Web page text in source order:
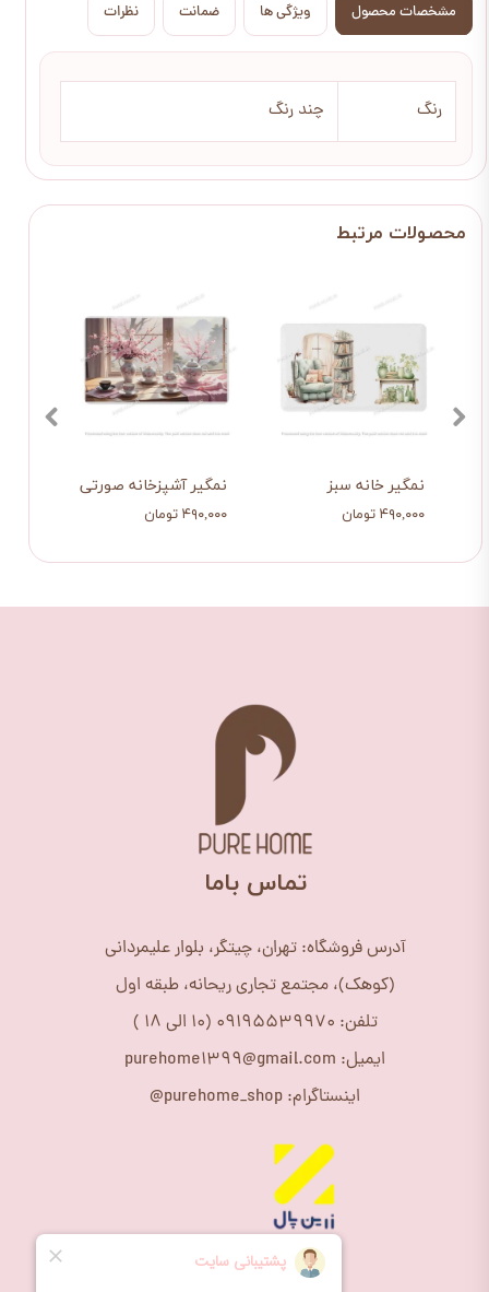
مشخصات محصول ویژگی ها ضمانت نظرات
رنگ چند رنگ
نمگیر آشپزخانه صورتی
۴۹۰,۰۰۰ تومان
نمگیر خانه سبز
۴۹۰,۰۰۰ تومان
​تماس باما
آدرس فروشگاه: تهران، چیتگر، بلوار علیمردانی
(کوهک)، مجتمع تجاری ریحانه، طبقه اول
تلفن: 09195539970 (10 الی 18 )
ایمیل: purehome1399@gmail.com
اینستاگرام: purehome_shop@